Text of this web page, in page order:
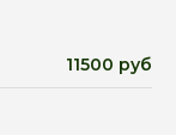
11500 руб